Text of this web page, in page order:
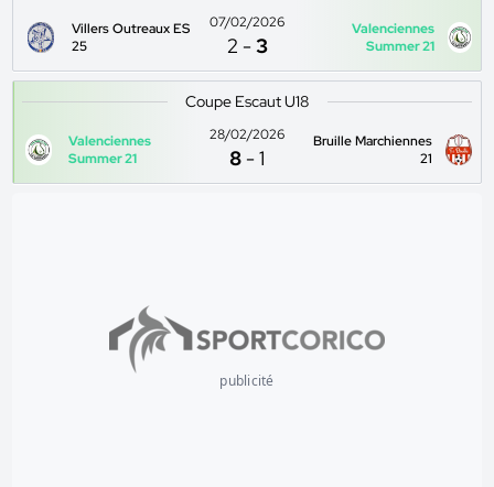
Villers Outreaux ES
25
07/02/2026
2 -3
Valenciennes
Summer 21
Coupe Escaut U18
Valenciennes
Summer 21
28/02/2026
8 -1
Bruille Marchiennes
21
publicité